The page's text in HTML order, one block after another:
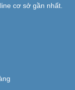
cơ sở gần nhất.